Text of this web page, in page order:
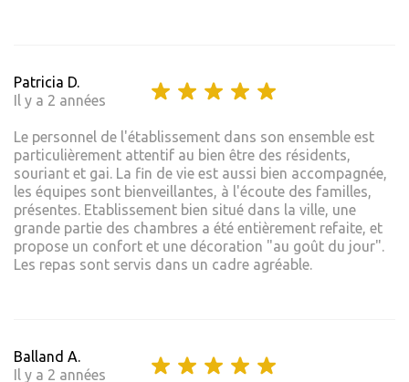
Patricia D.
Il y a 2 années
Le personnel de l'établissement dans son ensemble est
particulièrement attentif au bien être des résidents,
souriant et gai. La fin de vie est aussi bien accompagnée,
les équipes sont bienveillantes, à l'écoute des familles,
présentes. Etablissement bien situé dans la ville, une
grande partie des chambres a été entièrement refaite, et
propose un confort et une décoration "au goût du jour".
Les repas sont servis dans un cadre agréable.
Balland A.
Il y a 2 années